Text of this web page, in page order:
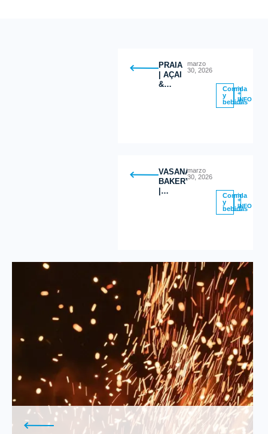
PRAIA
| AÇAI
&
marzo
30, 2026
Comida
y
bebidas
+
INFO
VASANA
BAKERY
marzo
30, 2026
Comida
y
bebidas
+
INFO